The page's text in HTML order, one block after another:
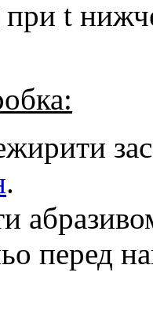
t
.
перед